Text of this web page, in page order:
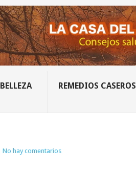
BELLEZA REMEDIOS CASEROS
No hay comentarios